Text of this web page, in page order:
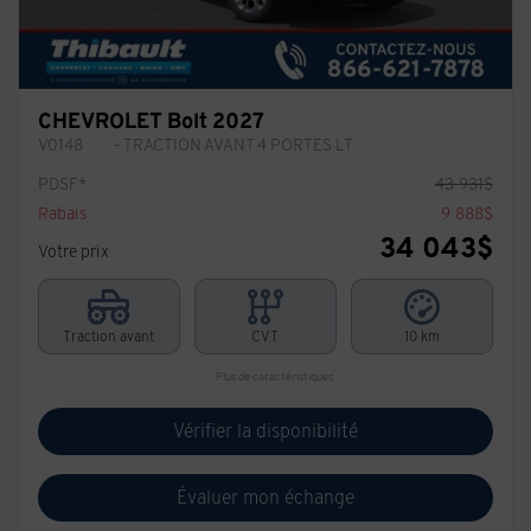
CHEVROLET Bolt 2027
V0148
– TRACTION AVANT 4 PORTES LT
PDSF*
43 931$
Rabais
9 888$
Votre prix
34 043$
Traction avant CVT 10 km
Plus de caractéristiques
Vérifier la disponibilité
Évaluer mon échange